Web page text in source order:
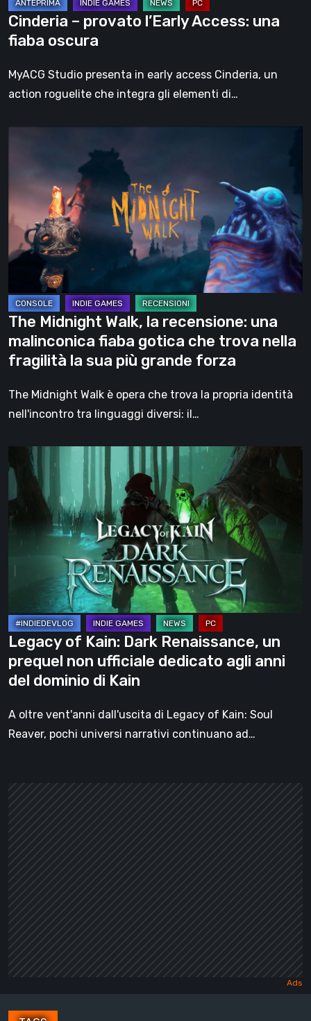
Cinderia – provato l’Early Access: una
fiaba oscura
MyACG Studio presenta in early access Cinderia, un
action roguelite che integra gli elementi di…
la
recensione:
una
malinconica
gotica
che
trova
nella
fragilità
la
sua
grande
forza
The Midnight Walk, la recensione: una
malinconica fiaba gotica che trova nella
fragilità la sua più grande forza
The Midnight Walk è opera che trova la propria identità
nell'incontro tra linguaggi diversi: il…
Legacy
of
Dark
Renaissance,
ufficiale
dedicato
agli
anni
del
dominio
di
Legacy of Kain: Dark Renaissance, un
prequel non ufficiale dedicato agli anni
del dominio di Kain
A oltre vent'anni dall'uscita di Legacy of Kain: Soul
Reaver, pochi universi narrativi continuano ad…